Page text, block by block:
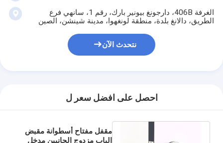
أخبار
قفل الباب من الفولاذ المقاوم للصدأ
الغرفة 406B، دارجونغ بيونير بارك، رقم 1، سانهي فرع
الطريق، دالانغ بلدة، منطقة لونغهوا، مدينة شينشن، الصين
نتحدث الآن
احصل على افضل سعر ل
مقفل مفتاح أسطوانة مقبض
الباب مزدوج الجانبين مدخل